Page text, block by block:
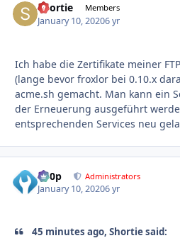
Shortie Members
January 10, 20206 yr
Ich habe die Zertifikate meiner
(lange bevor froxlor bei 0.10.x
acme.sh gemacht. Man kann ein
der Erneuerung ausgeführt
entsprechenden Services neu
d00p Administrators
January 10, 20206 yr
45 minutes ago, Shortie said: